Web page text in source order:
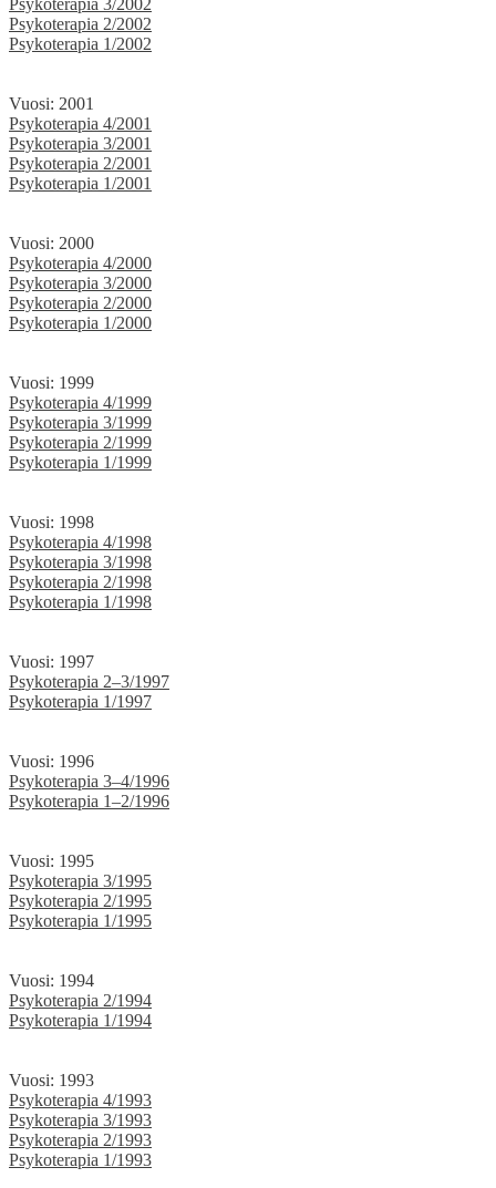
Psykoterapia 2/2002
Psykoterapia 1/2002
Vuosi: 2001
Psykoterapia 4/2001
Psykoterapia 3/2001
Psykoterapia 2/2001
Psykoterapia 1/2001
Vuosi: 2000
Psykoterapia 4/2000
Psykoterapia 3/2000
Psykoterapia 2/2000
Psykoterapia 1/2000
Vuosi: 1999
Psykoterapia 4/1999
Psykoterapia 3/1999
Psykoterapia 2/1999
Psykoterapia 1/1999
Vuosi: 1998
Psykoterapia 4/1998
Psykoterapia 3/1998
Psykoterapia 2/1998
Psykoterapia 1/1998
Vuosi: 1997
Psykoterapia 2–3/1997
Psykoterapia 1/1997
Vuosi: 1996
Psykoterapia 3–4/1996
Psykoterapia 1–2/1996
Vuosi: 1995
Psykoterapia 3/1995
Psykoterapia 2/1995
Psykoterapia 1/1995
Vuosi: 1994
Psykoterapia 2/1994
Psykoterapia 1/1994
Vuosi: 1993
Psykoterapia 4/1993
Psykoterapia 3/1993
Psykoterapia 2/1993
Psykoterapia 1/1993